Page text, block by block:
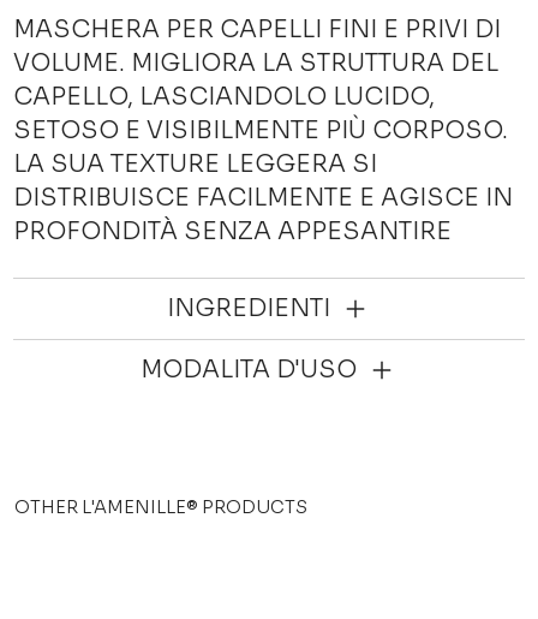
MASCHERA PER CAPELLI FINI E PRIVI DI
VOLUME. MIGLIORA LA STRUTTURA DEL
CAPELLO, LASCIANDOLO LUCIDO,
SETOSO E VISIBILMENTE PIÙ CORPOSO.
LA SUA TEXTURE LEGGERA SI
DISTRIBUISCE FACILMENTE E AGISCE IN
PROFONDITÀ SENZA APPESANTIRE
INGREDIENTI
MODALITA D'USO
OTHER L'AMENILLE® PRODUCTS